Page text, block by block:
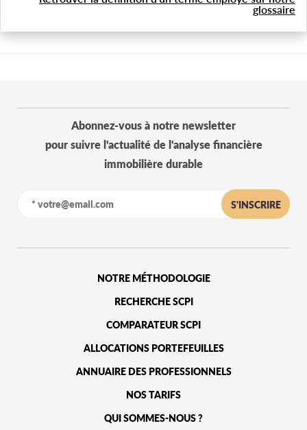
glossaire
Abonnez-vous à notre newsletter
pour suivre l'actualité de l'analyse financière
immobilière durable
S'INSCRIRE
NOTRE MÉTHODOLOGIE
RECHERCHE SCPI
COMPARATEUR SCPI
ALLOCATIONS PORTEFEUILLES
ANNUAIRE DES PROFESSIONNELS
NOS TARIFS
QUI SOMMES-NOUS ?